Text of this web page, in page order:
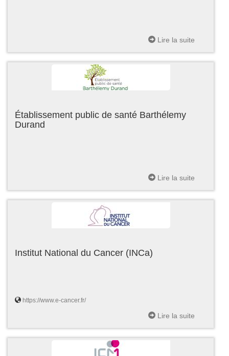
Lire la suite
Établissement public de santé Barthélemy
Durand
Lire la suite
Institut National du Cancer (INCa)
https://www.e-cancer.fr/
Lire la suite